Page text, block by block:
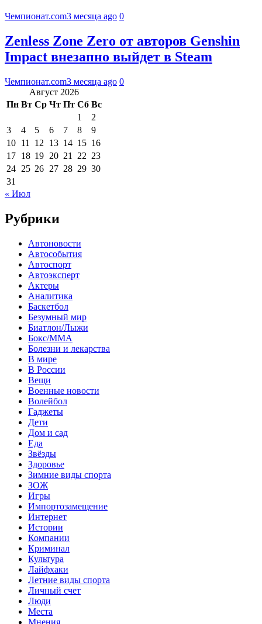
Чемпионат.com3 месяца ago 0
Zenless Zone Zero от авторов Genshin
Impact внезапно выйдет в Steam
Чемпионат.com3 месяца ago 0
Август 2026
Пн Вт Ср Чт Пт Сб Вс
1
2
3
4 5 6 7 8
9
10 11 12 13 14 15 16
17 18 19 20 21 22 23
24 25 26 27 28 29 30
31
« Июл
Рубрики
Автоновости
Автособытия
Автоспорт
Автоэксперт
Актеры
Аналитика
Баскетбол
Безумный мир
Биатлон/Лыжи
Бокс/MMA
Болезни и лекарства
В мире
В России
Вещи
Военные новости
Волейбол
Гаджеты
Дети
Дом и сад
Еда
Звёзды
Здоровье
Зимние виды спорта
ЗОЖ
Игры
Импортозамещение
Интернет
Истории
Компании
Криминал
Культура
Лайфхаки
Летние виды спорта
Личный счет
Люди
Места
Мнения